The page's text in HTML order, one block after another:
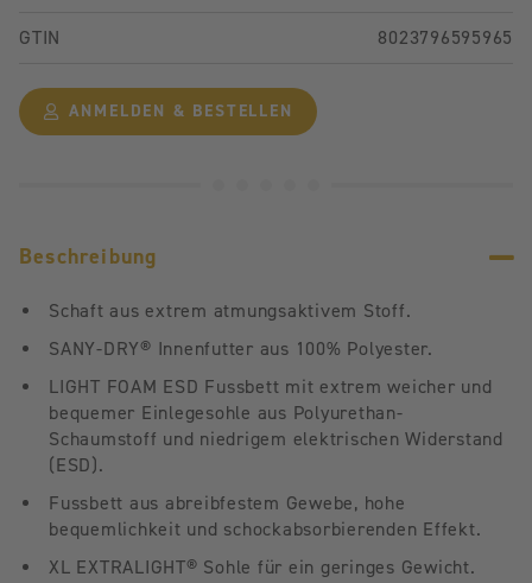
GTIN 8023796595965
ANMELDEN & BESTELLEN
Beschreibung
Schaft aus extrem atmungsaktivem Stoff.
SANY-DRY® Innenfutter aus 100% Polyester.
LIGHT FOAM ESD Fussbett mit extrem weicher und
bequemer Einlegesohle aus Polyurethan-
Schaumstoff und niedrigem elektrischen Widerstand
(ESD).
Fussbett aus abreibfestem Gewebe, hohe
bequemlichkeit und schockabsorbierenden Effekt.
XL EXTRALIGHT® Sohle für ein geringes Gewicht.